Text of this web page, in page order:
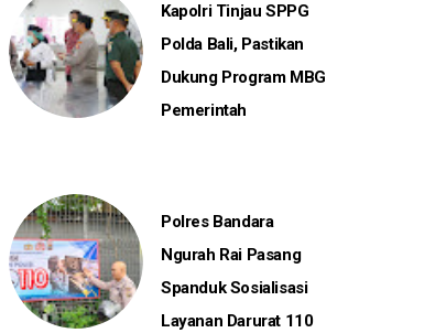
Kapolri Tinjau SPPG
Polda Bali, Pastikan
Dukung Program MBG
Pemerintah
Polres Bandara
Ngurah Rai Pasang
Spanduk Sosialisasi
Layanan Darurat 110